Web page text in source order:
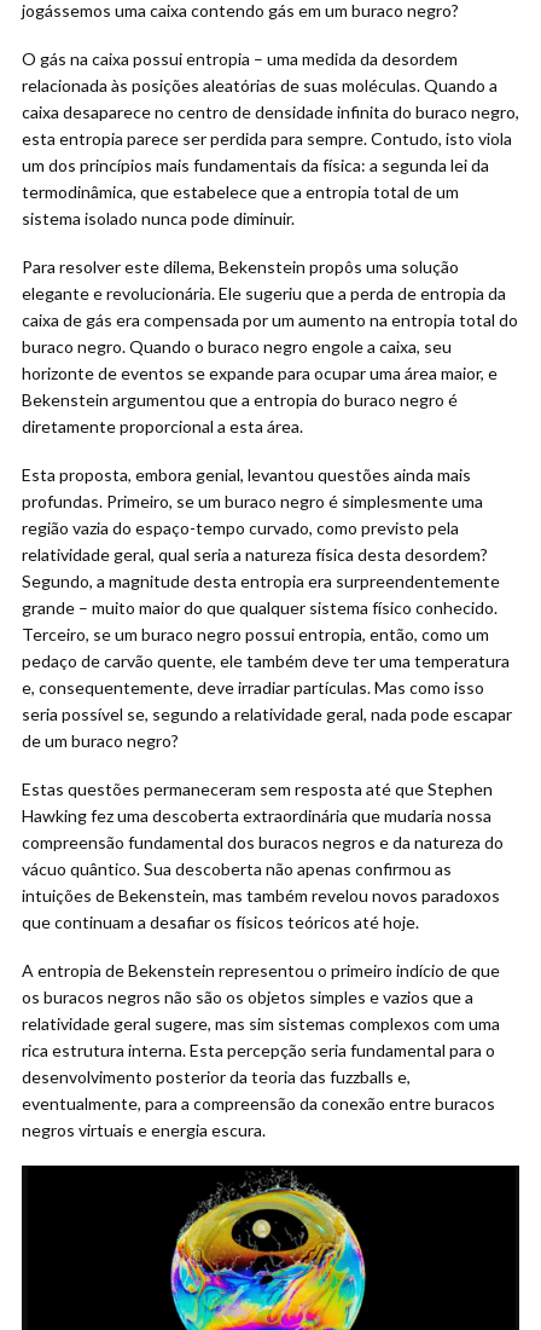
jogássemos uma caixa contendo gás em um buraco negro?
O gás na caixa possui entropia – uma medida da desordem
relacionada às posições aleatórias de suas moléculas. Quando a
caixa desaparece no centro de densidade infinita do buraco negro,
esta entropia parece ser perdida para sempre. Contudo, isto viola
um dos princípios mais fundamentais da física: a segunda lei da
termodinâmica, que estabelece que a entropia total de um
sistema isolado nunca pode diminuir.
Para resolver este dilema, Bekenstein propôs uma solução
elegante e revolucionária. Ele sugeriu que a perda de entropia da
caixa de gás era compensada por um aumento na entropia total do
buraco negro. Quando o buraco negro engole a caixa, seu
horizonte de eventos se expande para ocupar uma área maior, e
Bekenstein argumentou que a entropia do buraco negro é
diretamente proporcional a esta área.
Esta proposta, embora genial, levantou questões ainda mais
profundas. Primeiro, se um buraco negro é simplesmente uma
região vazia do espaço-tempo curvado, como previsto pela
relatividade geral, qual seria a natureza física desta desordem?
Segundo, a magnitude desta entropia era surpreendentemente
grande – muito maior do que qualquer sistema físico conhecido.
Terceiro, se um buraco negro possui entropia, então, como um
pedaço de carvão quente, ele também deve ter uma temperatura
e, consequentemente, deve irradiar partículas. Mas como isso
seria possível se, segundo a relatividade geral, nada pode escapar
de um buraco negro?
Estas questões permaneceram sem resposta até que Stephen
Hawking fez uma descoberta extraordinária que mudaria nossa
compreensão fundamental dos buracos negros e da natureza do
vácuo quântico. Sua descoberta não apenas confirmou as
intuições de Bekenstein, mas também revelou novos paradoxos
que continuam a desafiar os físicos teóricos até hoje.
A entropia de Bekenstein representou o primeiro indício de que
os buracos negros não são os objetos simples e vazios que a
relatividade geral sugere, mas sim sistemas complexos com uma
rica estrutura interna. Esta percepção seria fundamental para o
desenvolvimento posterior da teoria das fuzzballs e,
eventualmente, para a compreensão da conexão entre buracos
negros virtuais e energia escura.